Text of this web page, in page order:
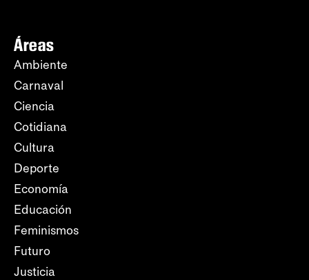
Áreas
Ambiente
Carnaval
Ciencia
Cotidiana
Cultura
Deporte
Economía
Educación
Feminismos
Futuro
Justicia